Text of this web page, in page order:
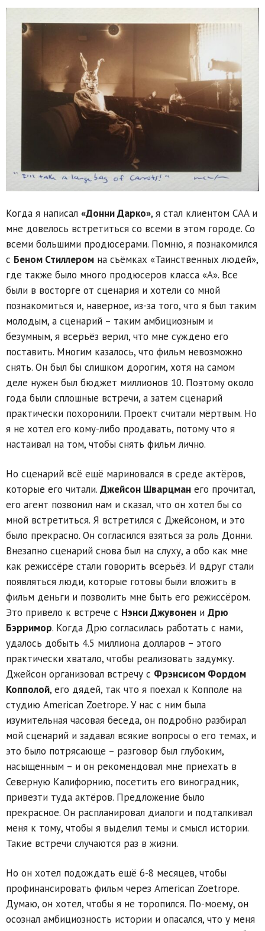
Когда я написал «Донни Дарко», я стал клиентом CAA и
мне довелось встретиться со всеми в этом городе. Со
всеми большими продюсерами. Помню, я познакомился
с Беном Стиллером на съёмках «Таинственных людей»,
где также было много продюсеров класса «А». Все
были в восторге от сценария и хотели со мной
познакомиться и, наверное, из-за того, что я был таким
молодым, а сценарий – таким амбициозным и
безумным, я всерьёз верил, что мне суждено его
поставить. Многим казалось, что фильм невозможно
снять. Он был бы слишком дорогим, хотя на самом
деле нужен был бюджет миллионов 10. Поэтому около
года были сплошные встречи, а затем сценарий
практически похоронили. Проект считали мёртвым. Но
я не хотел его кому-либо продавать, потому что я
настаивал на том, чтобы снять фильм лично.
Но сценарий всё ещё мариновался в среде актёров,
которые его читали. Джейсон Шварцман его прочитал,
его агент позвонил нам и сказал, что он хотел бы со
мной встретиться. Я встретился с Джейсоном, и это
было прекрасно. Он согласился взяться за роль Донни.
Внезапно сценарий снова был на слуху, а обо как мне
как режиссёре стали говорить всерьёз. И вдруг стали
появляться люди, которые готовы были вложить в
фильм деньги и позволить мне быть его режиссёром.
Это привело к встрече с Нэнси Джувонен и Дрю
Бэрримор. Когда Дрю согласилась работать с нами,
удалось добыть 4.5 миллиона долларов – этого
практически хватало, чтобы реализовать задумку.
Джейсон организовал встречу с Фрэнсисом Фордом
Копполой, его дядей, так что я поехал к Копполе на
студию American Zoetrope. У нас с ним была
изумительная часовая беседа, он подробно разбирал
мой сценарий и задавал всякие вопросы о его темах, и
это было потрясающе – разговор был глубоким,
насыщенным – и он рекомендовал мне приехать в
Северную Калифорнию, посетить его виноградник,
привезти туда актёров. Предложение было
прекрасное. Он распланировал диалоги и подталкивал
меня к тому, чтобы я выделил темы и смысл истории.
Такие встречи случаются раз в жизни.
Но он хотел подождать ещё 6-8 месяцев, чтобы
профинансировать фильм через American Zoetrope.
Думаю, он хотел, чтобы я не торопился. По-моему, он
осознал амбициозность истории и опасался, что у меня